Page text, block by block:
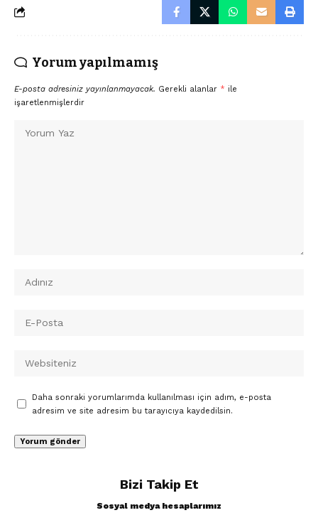
Yorum yapılmamış
E-posta adresiniz yayınlanmayacak. Gerekli alanlar * ile
işaretlenmişlerdir
Daha sonraki yorumlarımda kullanılması için adım, e-posta
adresim ve site adresim bu tarayıcıya kaydedilsin.
Bizi Takip Et
Sosyal medya hesaplarımız